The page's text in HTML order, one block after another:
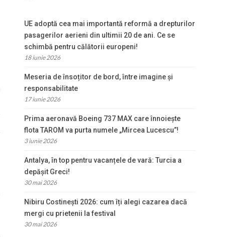
UE adoptă cea mai importantă reformă a drepturilor
pasagerilor aerieni din ultimii 20 de ani. Ce se
schimbă pentru călătorii europeni!
18 iunie 2026
Meseria de însoțitor de bord, între imagine și
responsabilitate
17 iunie 2026
Prima aeronavă Boeing 737 MAX care înnoiește
flota TAROM va purta numele „Mircea Lucescu”!
3 iunie 2026
Antalya, în top pentru vacanțele de vară: Turcia a
depășit Greci!
30 mai 2026
Nibiru Costinești 2026: cum îți alegi cazarea dacă
mergi cu prietenii la festival
30 mai 2026